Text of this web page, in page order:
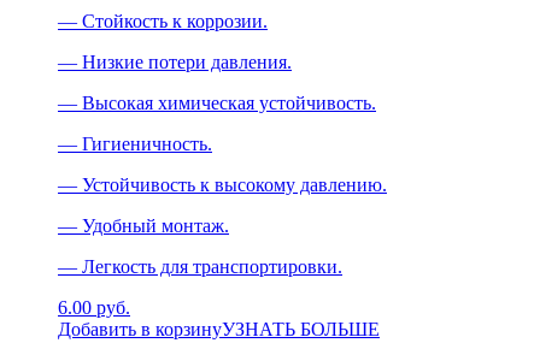
— Стойкость к коррозии.
— Низкие потери давления.
— Высокая химическая устойчивость.
— Гигиеничность.
— Устойчивость к высокому давлению.
— Удобный монтаж.
— Легкость для транспортировки.
6.00 руб.
Добавить в корзинуУЗНАТЬ БОЛЬШЕ